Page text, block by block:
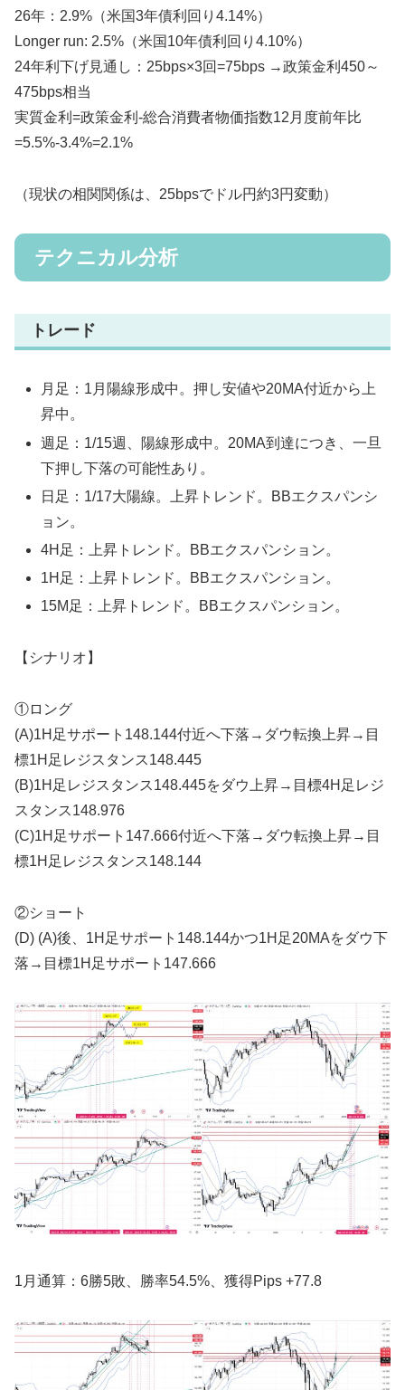
26年：2.9%（米国3年債利回り4.14%）
Longer run: 2.5%（米国10年債利回り4.10%）
24年利下げ見通し：25bps×3回=75bps →政策金利450～
475bps相当
実質金利=政策金利-総合消費者物価指数12月度前年比
=5.5%-3.4%=2.1%
（現状の相関関係は、25bpsでドル円約3円変動）
テクニカル分析
トレード
月足：1月陽線形成中。押し安値や20MA付近から上
昇中。
週足：1/15週、陽線形成中。20MA到達につき、一旦
下押し下落の可能性あり。
日足：1/17大陽線。上昇トレンド。BBエクスパンシ
ョン。
4H足：上昇トレンド。BBエクスパンション。
1H足：上昇トレンド。BBエクスパンション。
15M足：上昇トレンド。BBエクスパンション。
【シナリオ】
①ロング
(A)1H足サポート148.144付近へ下落→ダウ転換上昇→目
標1H足レジスタンス148.445
(B)1H足レジスタンス148.445をダウ上昇→目標4H足レジ
スタンス148.976
(C)1H足サポート147.666付近へ下落→ダウ転換上昇→目
標1H足レジスタンス148.144
②ショート
(D) (A)後、1H足サポート148.144かつ1H足20MAをダウ下
落→目標1H足サポート147.666
1月通算：6勝5敗、勝率54.5%、獲得Pips +77.8